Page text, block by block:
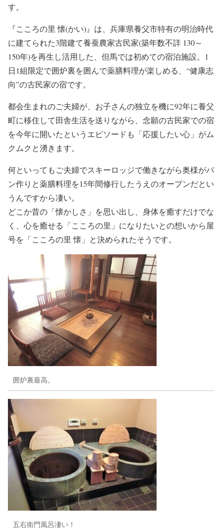
す。
『こころの里 懐(かい)』は、兵庫県養父市特有の明治時代
に建てられた3階建て養蚕農家古民家(築年数不詳 130～
150年)を再生し活用した、但馬では初めての宿泊施設。1
日1組限定で囲炉裏を囲んで薬膳料理が楽しめる、“健康志
向”の古民家の宿です。
都会生まれのご夫婦が、お子さんの独立を機に92年に養父
町に移住して田舎生活を送りながら、念願の古民家での宿
を今年に開いたというエピソードも「応援したい心」がム
クムクと湧きます。
何といってもご夫婦でスキーロッジで働きながら奥様がパ
ン作りと薬膳料理を15年間修行したうえのオープンだとい
うんですから凄い。
どこか昔の「懐かしさ」を思い出し、身体を癒すだけでな
く、心を癒せる「こころの里」になりたいとの想いから屋
号を「こころの里 懐」と決められたそうです。
囲炉裏最高。
五右衛門風呂凄い！